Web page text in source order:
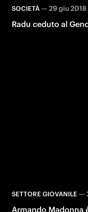
SOCIETÀ— 29 giu 2018
Radu ceduto al
SETTORE GIOVANILE—
Armando Madonna